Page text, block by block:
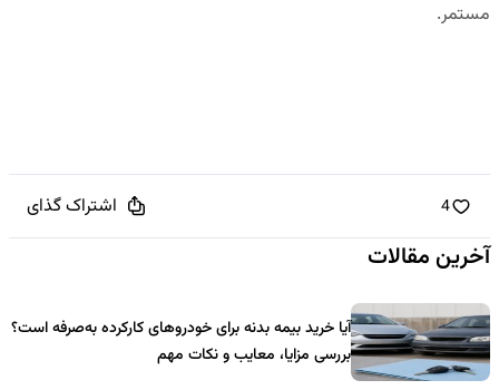
مستمر.
4 اشتراک گذای
آخرین مقالات
آیا خرید بیمه بدنه برای خودروهای کارکرده به‌صرفه است؟
بررسی مزایا، معایب و نکات مهم